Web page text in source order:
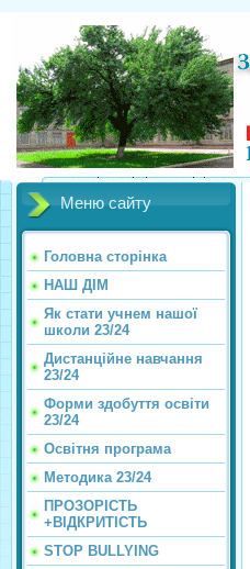
Меню сайту
Головна сторінка
НАШ ДІМ
Як стати учнем нашої
школи 23/24
Дистанційне навчання
23/24
Форми здобуття освіти
23/24
Освітня програма
Методика 23/24
ПРОЗОРІСТЬ
+ВІДКРИТІСТЬ
STOP BULLYING